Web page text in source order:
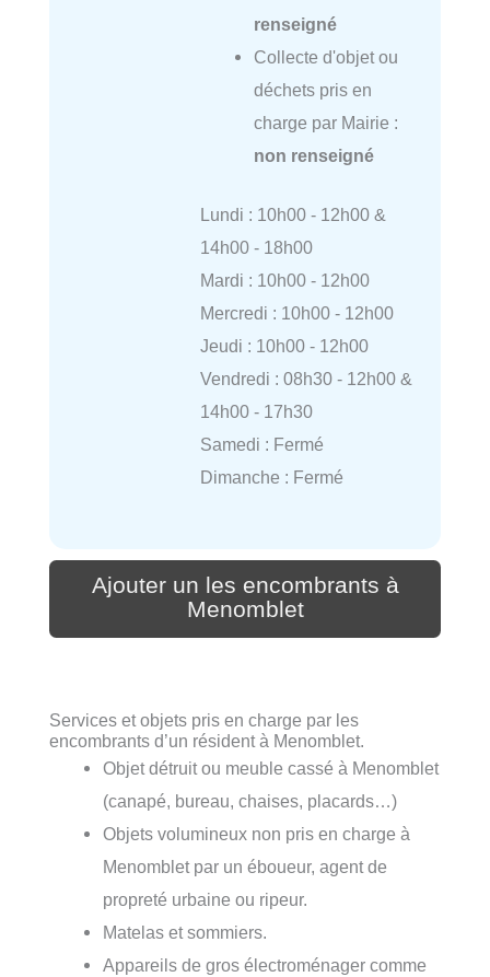
renseigné
Collecte d'objet ou
déchets pris en
charge par Mairie :
non renseigné
Lundi : 10h00 - 12h00 &
14h00 - 18h00
Mardi : 10h00 - 12h00
Mercredi : 10h00 - 12h00
Jeudi : 10h00 - 12h00
Vendredi : 08h30 - 12h00 &
14h00 - 17h30
Samedi : Fermé
Dimanche : Fermé
Ajouter un les encombrants à
Menomblet
Services et objets pris en charge par les
encombrants d’un résident à Menomblet.
Objet détruit ou meuble cassé à Menomblet
(canapé, bureau, chaises, placards…)
Objets volumineux non pris en charge à
Menomblet par un éboueur, agent de
propreté urbaine ou ripeur.
Matelas et sommiers.
Appareils de gros électroménager comme